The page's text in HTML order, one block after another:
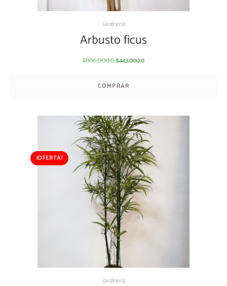
Jardineria
Arbusto ficus
$886,000.0 $443,000.0
COMPRAR
¡OFERTA!
Jardineria